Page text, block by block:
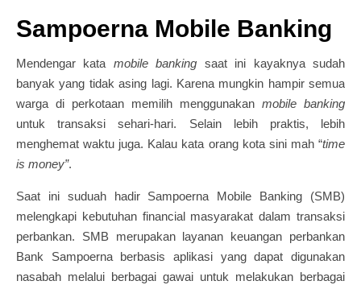
Sampoerna Mobile Banking
Mendengar kata mobile banking saat ini kayaknya sudah
banyak yang tidak asing lagi. Karena mungkin hampir semua
warga di perkotaan memilih menggunakan mobile banking
untuk transaksi sehari-hari. Selain lebih praktis, lebih
menghemat waktu juga. Kalau kata orang kota sini mah “time
is money”.
Saat ini suduah hadir Sampoerna Mobile Banking (SMB)
melengkapi kebutuhan financial masyarakat dalam transaksi
perbankan. SMB merupakan layanan keuangan perbankan
Bank Sampoerna berbasis aplikasi yang dapat digunakan
nasabah melalui berbagai gawai untuk melakukan berbagai